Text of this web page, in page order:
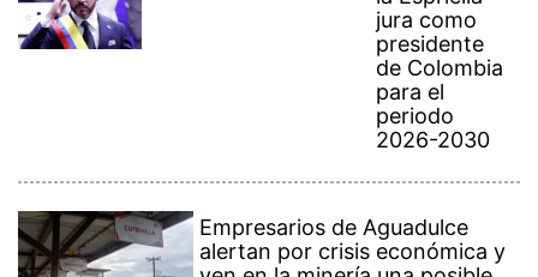
jura como
presidente
de Colombia
para el
periodo
2026-2030
Empresarios de Aguadulce
alertan por crisis económica y